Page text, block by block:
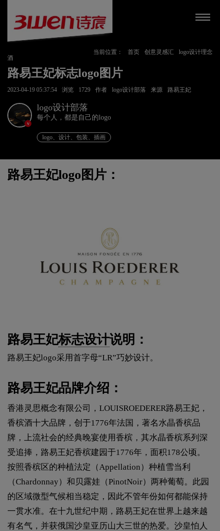
当前位置： 首页 创意灵感汇
logo设计理念
酒
路易王妃标志logo图片
2023-04-19 05:37:54 浏览 1729 作者 logo设计部落 来源 路易王妃
v
logo设计部落
每个人，都是自己的logo
logo、设计、包装、插画
路易王妃logo图片：
路易王妃标志设计说明：
路易王妃logo采用首字母“LR”巧妙设计。
路易王妃品牌介绍：
香港灵思概念有限公司，LOUISROEDERER路易王妃，
香槟酒十大品牌，创于1776年法国，著名水晶香槟品
牌，上流社会的经典晚宴使用香槟，其水晶香槟系列深
受追捧，路易王妃香槟 建园于1776年，面积178公顷。
按照香槟区的种植法定（Appellation）种植雪当利
（Chardonnay）和贝露娃（PinotNoir）两种葡萄。此园
的区域微型气候相当稳定，因此不管年份如何都能保持
一贯水准。在十九世纪中期，路易王妃在世界上越来越
有名气，并获俄国沙皇亚历山大三世的热爱。沙皇怕人